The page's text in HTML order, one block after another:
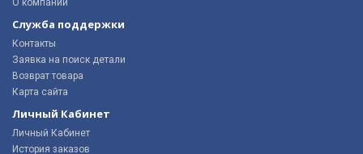
О компании
Служба поддержки
Контакты
Заявка на поиск детали
Возврат товара
Карта сайта
Личный Кабинет
Личный Кабинет
История заказов